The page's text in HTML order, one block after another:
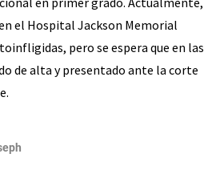
el Hospital Jackson Memorial
pero se espera que en las
de alta y presentado ante la corte